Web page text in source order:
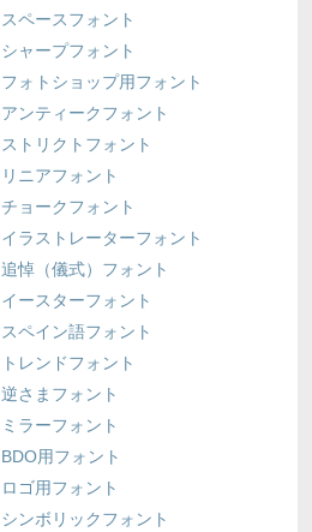
スペースフォント
シャープフォント
フォトショップ用フォント
アンティークフォント
ストリクトフォント
リニアフォント
チョークフォント
イラストレーターフォント
追悼（儀式）フォント
イースターフォント
スペイン語フォント
トレンドフォント
逆さまフォント
ミラーフォント
BDO用フォント
ロゴ用フォント
シンボリックフォント